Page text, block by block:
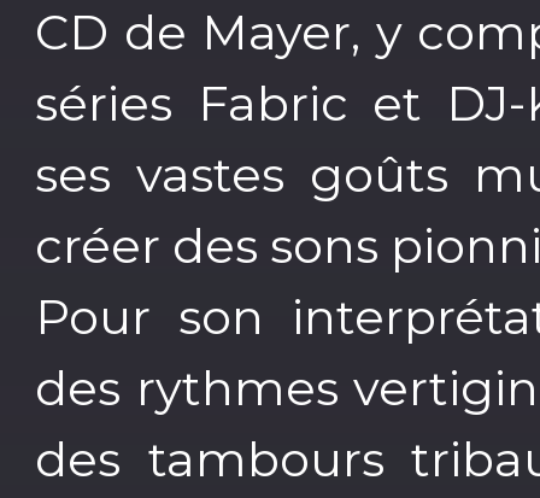
CD de Mayer, y
séries Fabric et
ses vastes goûts
créer des sons
Pour son
des rythmes
des tambours